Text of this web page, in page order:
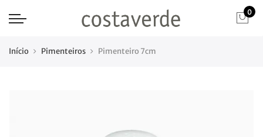
0
Início Pimenteiros Pimenteiro 7cm